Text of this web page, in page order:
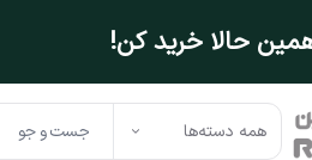
حالا خرید کن!
همه دسته‌ها